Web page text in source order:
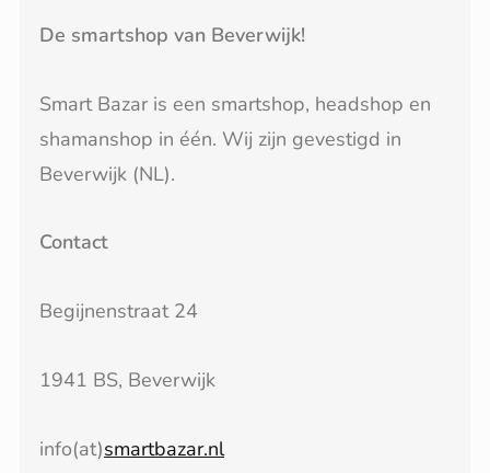
De smartshop van Beverwijk!
Smart Bazar is een smartshop, headshop en
shamanshop in één. Wij zijn gevestigd in
Beverwijk (NL).
Contact
Begijnenstraat 24
1941 BS, Beverwijk
info(at)smartbazar.nl